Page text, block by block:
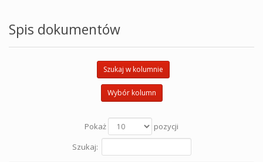
Spis dokumentów
Szukaj w kolumnie
Wybór kolumn
Pokaż
pozycji
Szukaj: